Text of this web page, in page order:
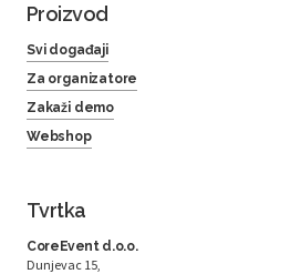
Proizvod
Svi događaji
Za organizatore
Zakaži demo
Webshop
Tvrtka
CoreEvent d.o.o.
Dunjevac 15,